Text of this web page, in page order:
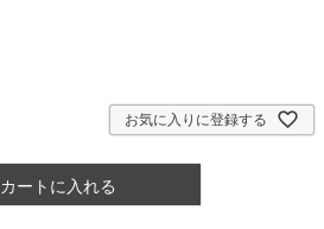
お気に入りに登録する
カートに入れる